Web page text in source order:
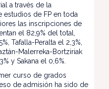
a través de la
estudios de FP en toda
las inscripciones de
el 82,9% del total,
Tafalla-Peralta el 2,3%,
Malerreka-Bortziriak
y Sakana el 0,6%.
curso de grados
de admisión ha sido de